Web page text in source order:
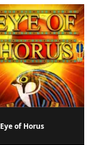
Eye of Horus